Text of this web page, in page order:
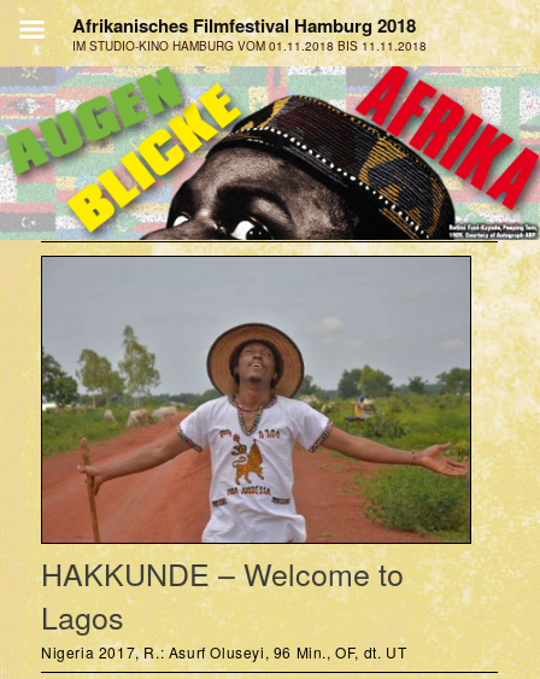
HAKKUNDE – Welcome to
Lagos
Nigeria 2017, R.: Asurf Oluseyi, 96 Min., OF, dt. UT